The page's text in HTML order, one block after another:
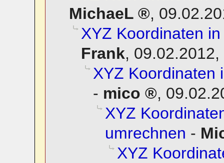
MichaeL
,
XYZ Koordinaten
Frank, 09.02.2012,
XYZ Koordinaten
- mico ,
XYZ
umrechnen -
XYZ